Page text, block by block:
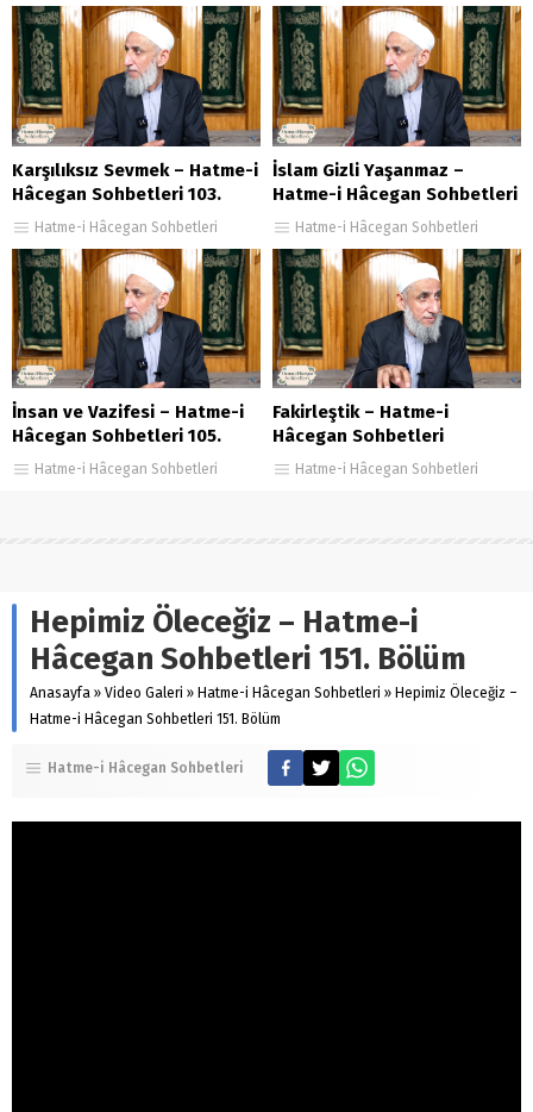
Karşılıksız Sevmek – Hatme-i
Hâcegan Sohbetleri 103.
BölümHatme-i Hâcegan Sohbetleri
İslam Gizli Yaşanmaz –
Hatme-i Hâcegan Sohbetleri
115. Bölüm
Hatme-i Hâcegan Sohbetleri
İnsan ve Vazifesi – Hatme-i
Hâcegan Sohbetleri 105.
BölümHatme-i Hâcegan Sohbetleri
Fakirleştik – Hatme-i
Hâcegan Sohbetleri
23.Bölüm
Hatme-i Hâcegan Sohbetleri
Hepimiz Öleceğiz – Hatme-i
Hâcegan Sohbetleri 151. Bölüm
Anasayfa » Video Galeri » Hatme-i Hâcegan Sohbetleri » Hepimiz Öleceğiz –
Hatme-i Hâcegan Sohbetleri 151. Bölüm
Hatme-i Hâcegan Sohbetleri